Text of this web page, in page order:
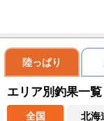
陸っぱり
エリア別釣果一覧
全国 北海